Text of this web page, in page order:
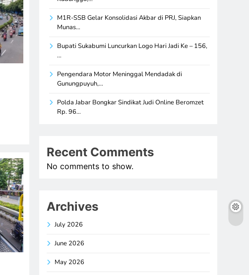
M1R-SSB Gelar Konsolidasi Akbar di PRJ, Siapkan
Munas…
Bupati Sukabumi Luncurkan Logo Hari Jadi Ke – 156,
…
Pengendara Motor Meninggal Mendadak di
Gunungpuyuh,…
Polda Jabar Bongkar Sindikat Judi Online Beromzet
Rp. 96…
Recent Comments
No comments to show.
Archives
July 2026
June 2026
May 2026